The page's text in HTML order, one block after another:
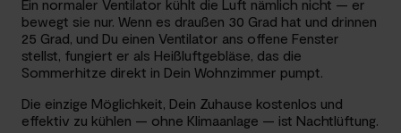
Ein normaler Ventilator kühlt die Luft nämlich nicht — er
bewegt sie nur. Wenn es draußen 30 Grad hat und drinnen
25 Grad, und Du einen Ventilator ans offene Fenster
stellst, fungiert er als Heißluftgebläse, das die
Sommerhitze direkt in Dein Wohnzimmer pumpt.
Die einzige Möglichkeit, Dein Zuhause kostenlos und
effektiv zu kühlen — ohne Klimaanlage — ist Nachtlüftung.